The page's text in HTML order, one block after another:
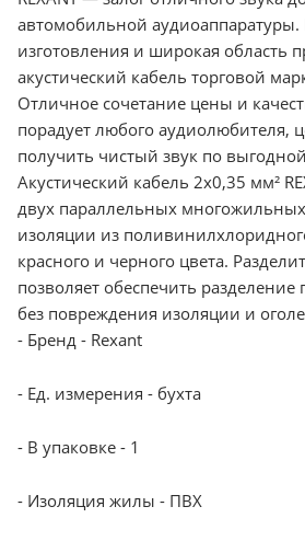
автомобильной аудиоаппаратуры.
изготовления и широкая область
акустический кабель торговой
Отличное сочетание цены и
порадует любого аудиолюбителя,
получить чистый звук по
Акустический кабель 2х0,35 мм²
двух параллельных
изоляции из
красного и черного цвета.
позволяет обеспечить
без повреждения изоляции и
- Бренд - Rexant
- Ед. измерения - бухта
- В упаковке - 1
- Изоляция жилы - ПВХ